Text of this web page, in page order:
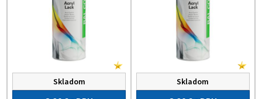
Skladom Skladom